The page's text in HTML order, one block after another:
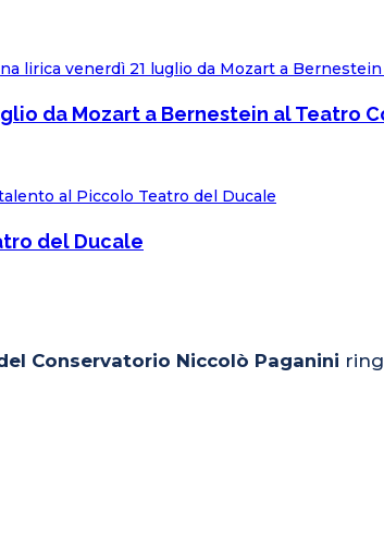
da Mozart a Bernestein al Teatro
del Ducale
Conservatorio Niccolò Paganini